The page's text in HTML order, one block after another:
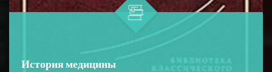
История медицины